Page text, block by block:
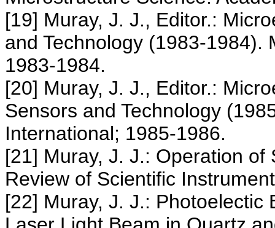
[19] Muray, J. J., Editor.:
and Technology (1983-1984).
1983-1984.
[20] Muray, J. J., Editor.:
Sensors and Technology
International; 1985-1986.
[21] Muray, J. J.: Operation
Review of Scientific
[22] Muray, J. J.: Photoelectic